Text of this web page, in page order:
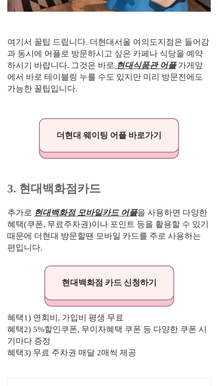
여기서 꿀팁 드립니다. 더현대서울 여의도지점은 들어감
과 동시에 어플로 방문하시고 싶은 카페나 식당을 예약
하시기 바랍니다. 그것은 바로 현대식품관 어플가게앞
에서 바로 테이블링 누를 수도 있지만 미리 방문전에도
가능한 꿀팁입니다.
더현대 웨이팅 어플 바로가기
3. 현대백화점카드
추가로 현대백화점 모바일카드 어플을 사용하면 다양한
혜택(쿠폰, 무료주차권)이나 포인트 등을 활용할 수 있기
때문에 더현대 방문할땐 모바일 카드를 주로 사용하는
편입니다.
현대백화점 카드 신청하기
혜택1) 연회비, 가입비 평생 무료
혜택2) 5%할인쿠폰, 무이자혜택 쿠폰 등 다양한 쿠폰 시
기마다 증정
혜택3) 무료 주차권 매달 2매씩 제공